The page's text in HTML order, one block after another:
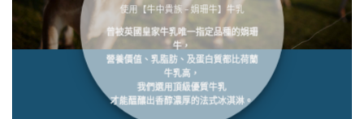
使用【牛中貴族 – 娟珊牛】牛乳
曾被英國皇家牛乳唯一指定品種的娟珊
牛，
營養價值、乳脂肪、及蛋白質都比荷蘭
牛乳高，
我們選用頂級優質牛乳
才能醞釀出香醇濃厚的法式冰淇淋。